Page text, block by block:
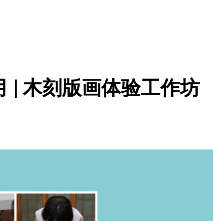
| 木刻版画体验工作坊